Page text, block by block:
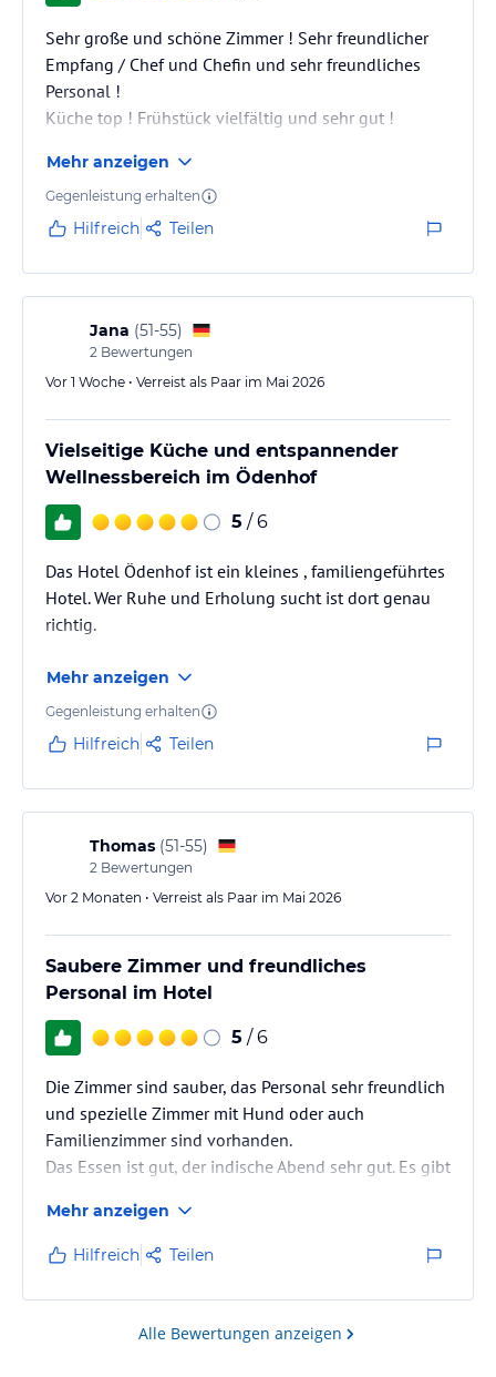
Sehr große und schöne Zimmer ! Sehr freundlicher
Empfang / Chef und Chefin und sehr freundliches
Personal !
Küche top ! Frühstück vielfältig und sehr gut !
offen gelassen! Es war alles sehr schmackhaft!! Der
Wellness Bereich hat alles was das Herz begehrt !
Viele Saunen im Außenbereich mit Garten und innen
Oase die man genießen kann von Gestaltung und
Sauberkeit ! Rund um ein gutes Wellness Hotel das
ich immer…
Mehr anzeigen
Gegenleistung erhalten
Hilfreich Teilen
Jana (51-55)
2 Bewertungen
Vor 1 Woche • Verreist als Paar im Mai 2026
Vielseitige Küche und entspannender
Wellnessbereich im Ödenhof
5 / 6
Das Hotel Ödenhof ist ein kleines , familiengeführtes
Hotel. Wer Ruhe und Erholung sucht ist dort genau
richtig.
Mehr anzeigen
Gegenleistung erhalten
Hilfreich Teilen
Thomas (51-55)
2 Bewertungen
Vor 2 Monaten • Verreist als Paar im Mai 2026
Saubere Zimmer und freundliches
Personal im Hotel
5 / 6
Die Zimmer sind sauber, das Personal sehr freundlich
und spezielle Zimmer mit Hund oder auch
Familienzimmer sind vorhanden.
Das Essen ist gut, der indische Abend sehr gut. Es gibt
neu gebaute Wellnessbereich ist sehr schön, für
jeden findet sich die passende Sauna oder
Liegebereich. Wir können das Hotel auf jeden fall
empfehlen, Wandermöglichkeiten sind gegeben
Mehr anzeigen
Hilfreich Teilen
Alle Bewertungen anzeigen